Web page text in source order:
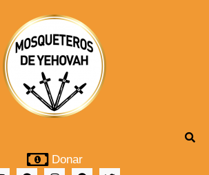
Donar